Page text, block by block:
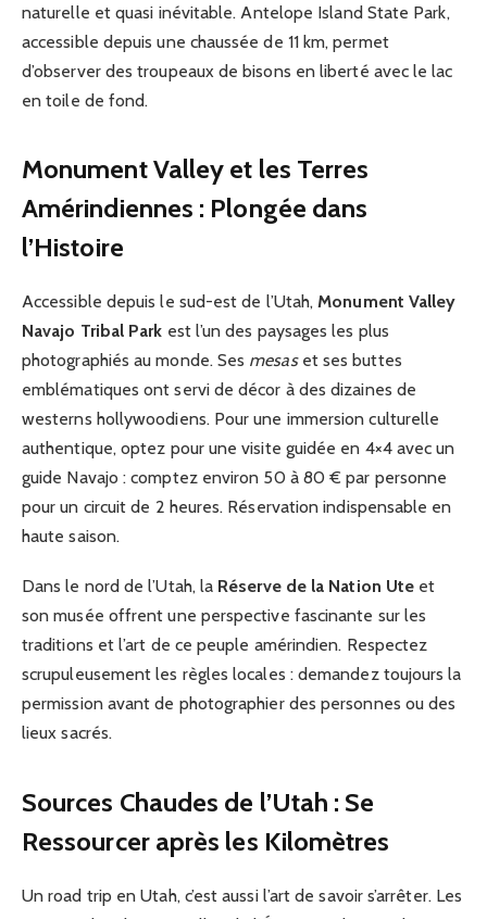
naturelle et quasi inévitable. Antelope Island State Park,
accessible depuis une chaussée de 11 km, permet
d’observer des troupeaux de bisons en liberté avec le lac
en toile de fond.
Monument Valley et les Terres
Amérindiennes : Plongée dans
l’Histoire
Accessible depuis le sud-est de l’Utah,Monument Valley
Navajo Tribal Park est l’un des paysages les plus
photographiés au monde. Ses mesaset ses buttes
emblématiques ont servi de décor à des dizaines de
westerns hollywoodiens. Pour une immersion culturelle
authentique, optez pour une visite guidée en 4×4 avec un
guide Navajo : comptez environ 50 à 80 € par personne
pour un circuit de 2 heures. Réservation indispensable en
haute saison.
Dans le nord de l’Utah, la Réserve de la Nation Ute et
son musée offrent une perspective fascinante sur les
traditions et l’art de ce peuple amérindien. Respectez
scrupuleusement les règles locales : demandez toujours la
permission avant de photographier des personnes ou des
lieux sacrés.
Sources Chaudes de l’Utah : Se
Ressourcer après les Kilomètres
Un road trip en Utah, c’est aussi l’art de savoir s’arrêter. Les